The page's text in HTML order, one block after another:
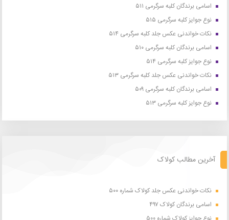
اسامی برندگان کلبه سرگرمی ۵۱۱
نوع جوایز کلبه سرگرمی ۵۱۵
نکات خواندنی عکس جلد کلبه سرگرمی ۵۱۴
اسامی برندگان کلبه سرگرمی ۵۱۰
نوع جوایز کلبه سرگرمی ۵۱۴
نکات خواندنی عکس جلد کلبه سرگرمی ۵۱۳
اسامی برندگان کلبه سرگرمی ۵۰۹
نوع جوایز کلبه سرگرمی ۵۱۳
آخرین مطالب کولاک
نکات خواندنی عکس جلد کولاک شماره ۵۰۰
اسامی برندگان کولاک ۴۹۷